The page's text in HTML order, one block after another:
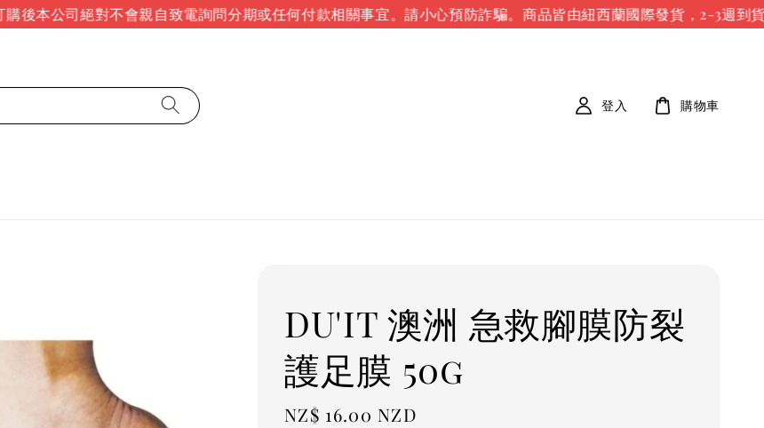
後本公司絕對不會親自致電詢問分期或任何付款相關事宜。請小心預防詐騙。商品皆由紐西蘭國際發貨，2-3週到貨時
登入 購物車
DU'IT 澳洲 急救腳膜防裂
護足膜 50g
Regular
NZ$ 16.00 NZD